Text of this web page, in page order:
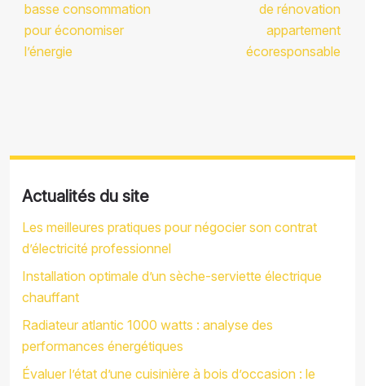
basse consommation
pour économiser
l’énergie
de rénovation
appartement
écoresponsable
Actualités du site
Les meilleures pratiques pour négocier son contrat
d’électricité professionnel
Installation optimale d’un sèche-serviette électrique
chauffant
Radiateur atlantic 1000 watts : analyse des
performances énergétiques
Évaluer l’état d’une cuisinière à bois d’occasion : le